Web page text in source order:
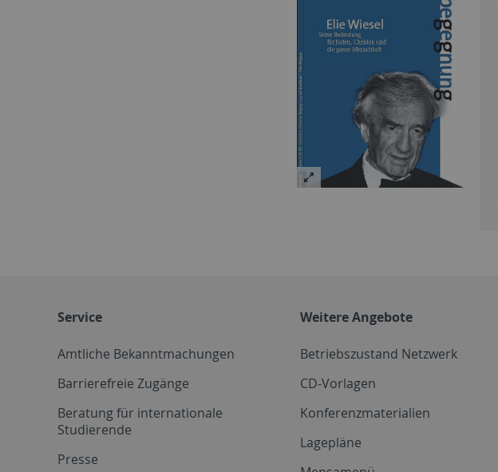
Service
Amtliche Bekanntmachungen
Barrierefreie Zugänge
Beratung für internationale
Studierende
Presse
Weitere Angebote
Betriebszustand Netzwerk
CD-Vorlagen
Konferenzmaterialien
Lagepläne